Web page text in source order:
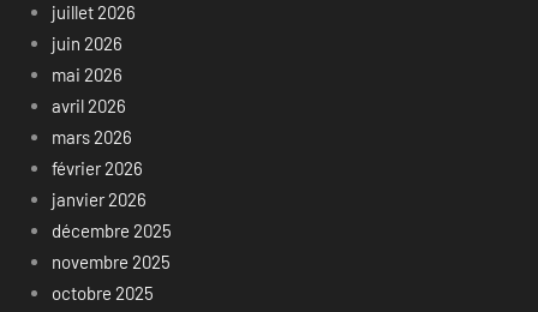
juillet 2026
juin 2026
mai 2026
avril 2026
mars 2026
février 2026
janvier 2026
décembre 2025
novembre 2025
octobre 2025